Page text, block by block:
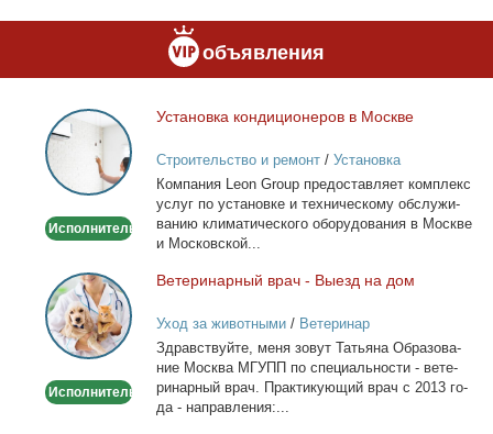
объявления
Установка
кондиционеров
в
Москве
Исполнитель
Уста­нов­ка кон­ди­ци­о­не­ров в Москве
Строительство и ремонт/ Установка
кондиционеров
Ком­па­ния Leon Group предо­став­ля­ет ком­плекс
услуг по уста­нов­ке и тех­ни­че­ско­му об­слу­жи­
ва­нию кли­ма­ти­че­ско­го обо­ру­до­ва­ния в Москве
и Мос­ков­ской...
Ветеринарный
врач
-
Выезд
дом
Исполнитель
Ве­те­ри­нар­ный врач - Вы­езд на дом
Уход за животными/ Ветеринар
Здрав­ствуй­те, ме­ня зо­вут Та­тья­на Об­ра­зо­ва­
ние Москва МГУПП по спе­ци­аль­но­сти - ве­те­
ри­нар­ный врач. Прак­ти­ку­ю­щий врач с 2013 го­
да - на­прав­ле­ния:...